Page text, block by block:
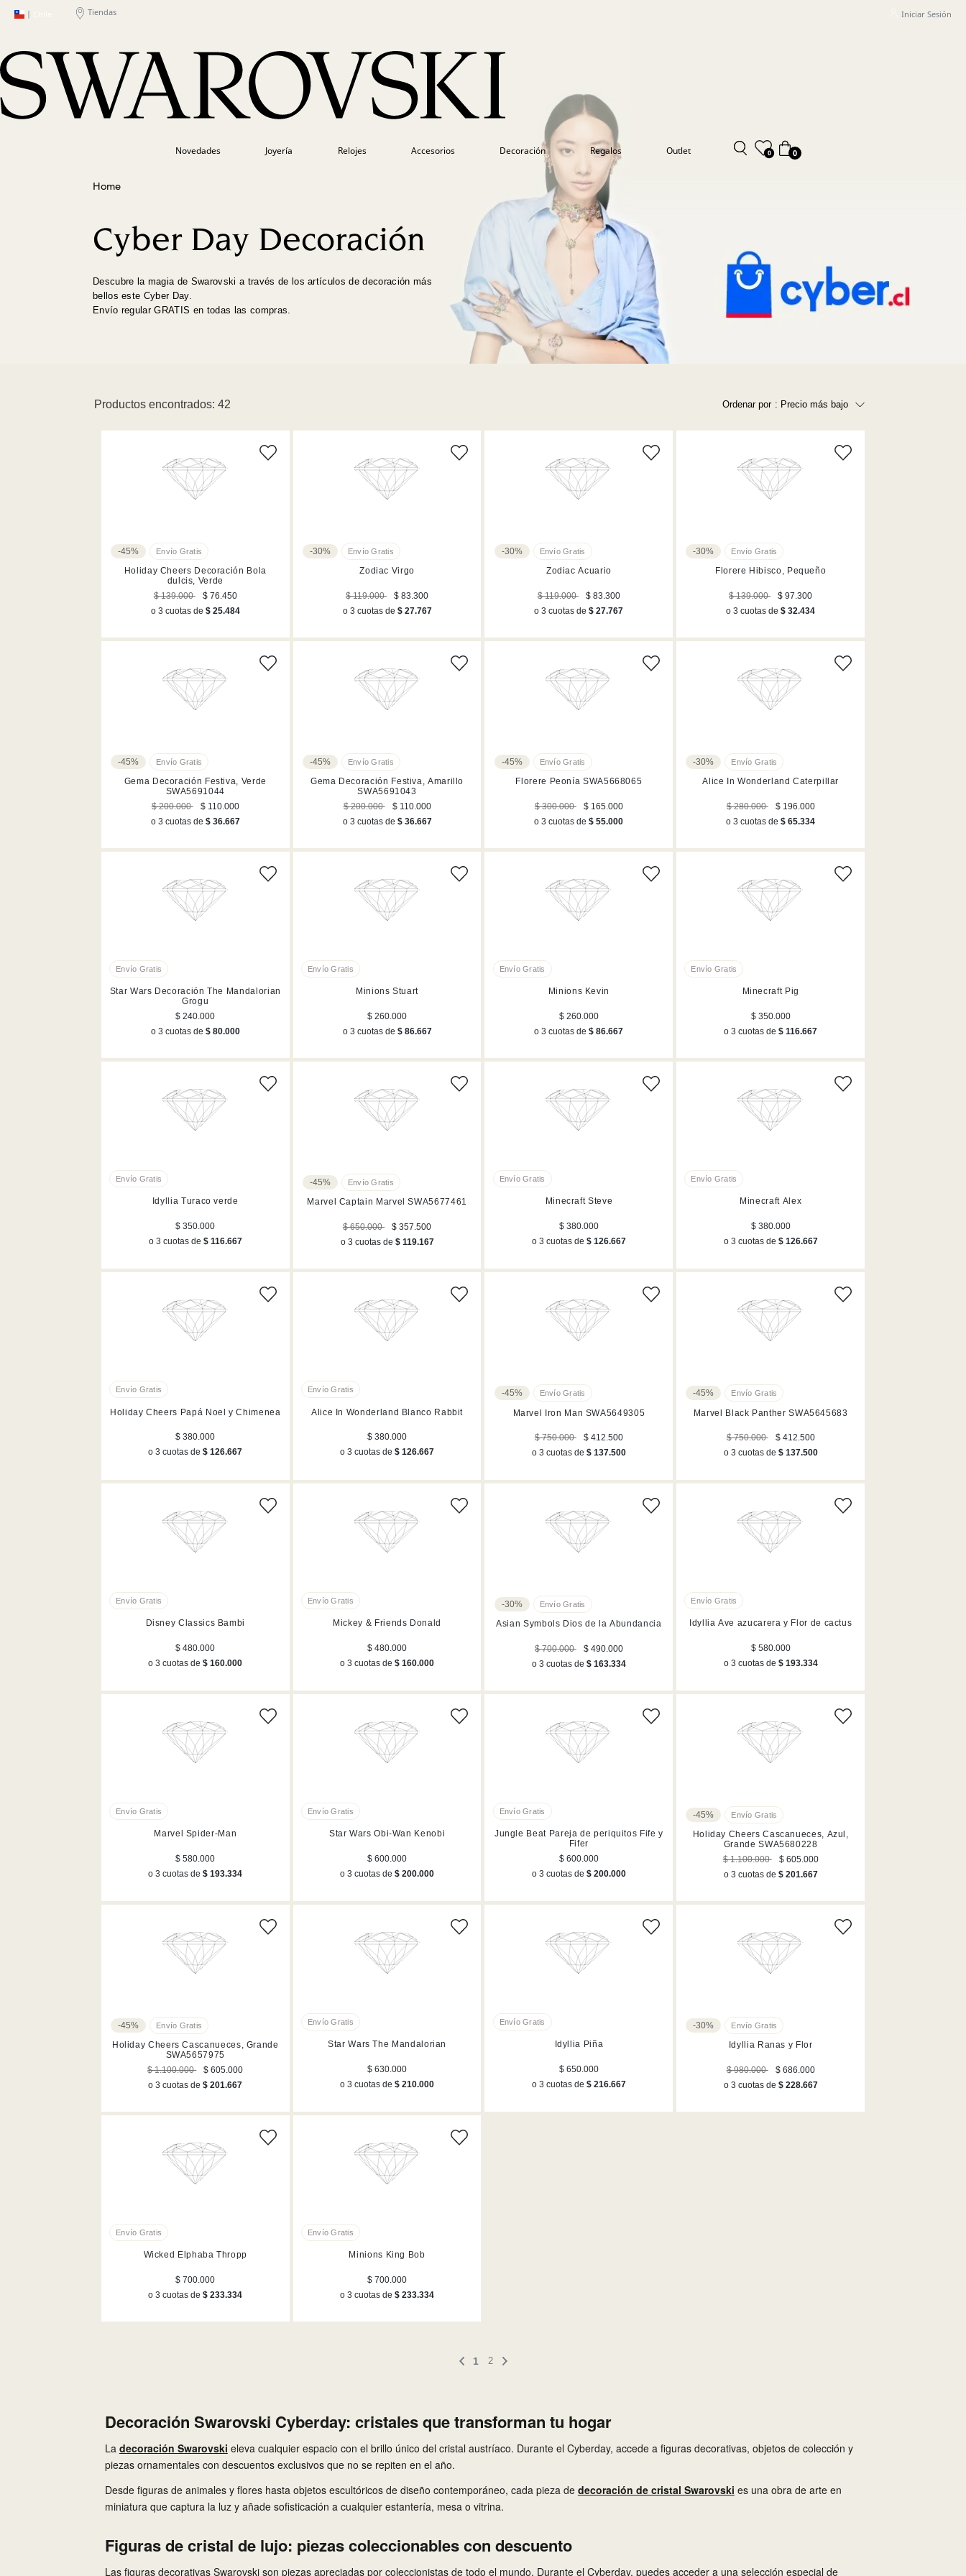
| Tiendas Iniciar Sesión
Novedades Joyería Relojes Accesorios Decoración Regalos Outlet 0 0
Cyber Day Decoración
Descubre la magia de Swarovski a través de los artículos de decoración más
bellos este Cyber Day.
Envío regular GRATIS en todas las compras.
Productos encontrados: 42 Ordenar por : Precio más bajo
Precio más alto
Los más vendidos
Fecha de lanzamiento
Mejor descuento
-45%
Holiday Cheers Decoración Bola
dulcis, Verde
$ 139.000
$ 76.450
o 3 cuotas de $ 25.484
-30%
Zodiac Virgo
$ 119.000
$ 83.300
o 3 cuotas de $ 27.767
-30%
Zodiac Acuario
$ 119.000
$ 83.300
o 3 cuotas de$ 27.767
-30%
Florere Hibisco, Pequeño
$ 139.000
$ 97.300
o 3 cuotas de$ 32.434
-45%
Gema Decoración Festiva, Verde
SWA5691044
$ 200.000
$ 110.000
o 3 cuotas de $ 36.667
-45%
Gema Decoración Festiva, Amarillo
SWA5691043
$ 200.000
$ 110.000
o 3 cuotas de $ 36.667
-45%
Florere Peonía SWA5668065
$ 300.000
$ 165.000
o 3 cuotas de$ 55.000
-30%
Alice In Wonderland Caterpillar
$ 280.000
$ 196.000
o 3 cuotas de$ 65.334
Star Wars Decoración The Mandalorian
Grogu
$ 240.000
o 3 cuotas de $ 80.000
Minions Stuart
$ 260.000
o 3 cuotas de $ 86.667
Minions Kevin
$ 260.000
o 3 cuotas de$ 86.667
Minecraft Pig
$ 350.000
o 3 cuotas de$ 116.667
Idyllia Turaco verde
$ 350.000
o 3 cuotas de $ 116.667
-45%
Marvel Captain Marvel SWA5677461
$ 650.000
$ 357.500
o 3 cuotas de $ 119.167
Minecraft Steve
$ 380.000
o 3 cuotas de $ 126.667
Minecraft Alex
$ 380.000
o 3 cuotas de $ 126.667
Holiday Cheers Papá Noel y Chimenea
$ 380.000
o 3 cuotas de$ 126.667
Alice In Wonderland Blanco Rabbit
$ 380.000
o 3 cuotas de$ 126.667
-45%
Marvel Iron Man SWA5649305
$ 750.000
$ 412.500
o 3 cuotas de $ 137.500
-45%
Marvel Black Panther SWA5645683
$ 750.000
$ 412.500
o 3 cuotas de $ 137.500
Disney Classics Bambi
$ 480.000
o 3 cuotas de$ 160.000
Mickey & Friends Donald
$ 480.000
o 3 cuotas de$ 160.000
-30%
Asian Symbols Dios de la Abundancia
$ 700.000
$ 490.000
o 3 cuotas de $ 163.334
Idyllia Ave azucarera y Flor de cactus
$ 580.000
o 3 cuotas de $ 193.334
Marvel Spider-Man
$ 580.000
o 3 cuotas de$ 193.334
Star Wars Obi-Wan Kenobi
$ 600.000
o 3 cuotas de$ 200.000
Jungle Beat Pareja de periquitos Fife y
Fifer
$ 600.000
o 3 cuotas de $ 200.000
-45%
Holiday Cheers Cascanueces, Azul,
Grande SWA5680228
$ 1.100.000
$ 605.000
o 3 cuotas de $ 201.667
-45%
Holiday Cheers Cascanueces, Grande
SWA5657975
$ 1.100.000
$ 605.000
o 3 cuotas de$ 201.667
Star Wars The Mandalorian
$ 630.000
o 3 cuotas de$ 210.000
Idyllia Piña
$ 650.000
o 3 cuotas de $ 216.667
-30%
Idyllia Ranas y Flor
$ 980.000
$ 686.000
o 3 cuotas de $ 228.667
Wicked Elphaba Thropp
$ 700.000
o 3 cuotas de$ 233.334
Minions King Bob
$ 700.000
o 3 cuotas de$ 233.334
1 2
Decoración Swarovski Cyberday: cristales que transforman tu hogar
La decoración Swarovski eleva cualquier espacio con el brillo único del cristal austríaco. Durante el Cyberday, accede a figuras decorativas, objetos de colección y
piezas ornamentales con descuentos exclusivos que no se repiten en el año.
Desde figuras de animales y flores hasta objetos escultóricos de diseño contemporáneo, cada pieza de decoración de cristal Swarovski es una obra de arte en
miniatura que captura la luz y añade sofisticación a cualquier estantería, mesa o vitrina.
Figuras de cristal de lujo: piezas coleccionables con descuento
Las figuras decorativas Swarovski son piezas apreciadas por coleccionistas de todo el mundo. Durante el Cyberday, puedes acceder a una selección especial de